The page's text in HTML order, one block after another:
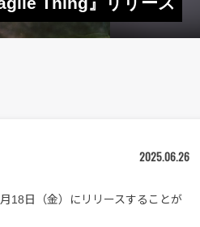
2025.06.26
18日（金）にリリースすることが